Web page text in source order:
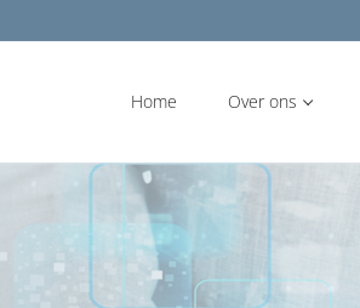
Home Over ons